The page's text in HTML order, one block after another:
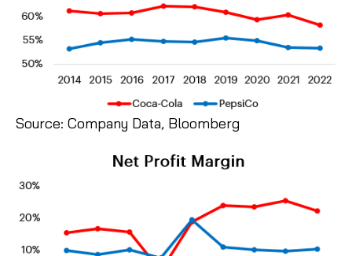
Source: Company Data, Bloomberg